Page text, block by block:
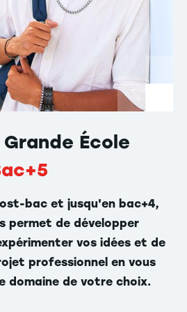
École
bac et jusqu'en bac+4,
permet de développer
vos idées et de
professionnel en vous
domaine de votre choix.